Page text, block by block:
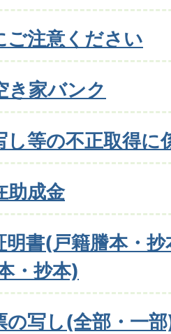
ご注意ください
き家バンク
し等の不正取得に
助成金
明書(戸籍謄本・
・抄本)
の写し(全部・一